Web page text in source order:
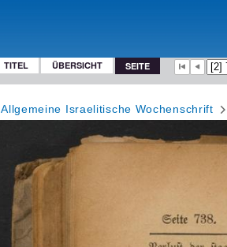
TITEL ÜBERSICHT SEITE
Allgemeine Israelitische Wochenschrift